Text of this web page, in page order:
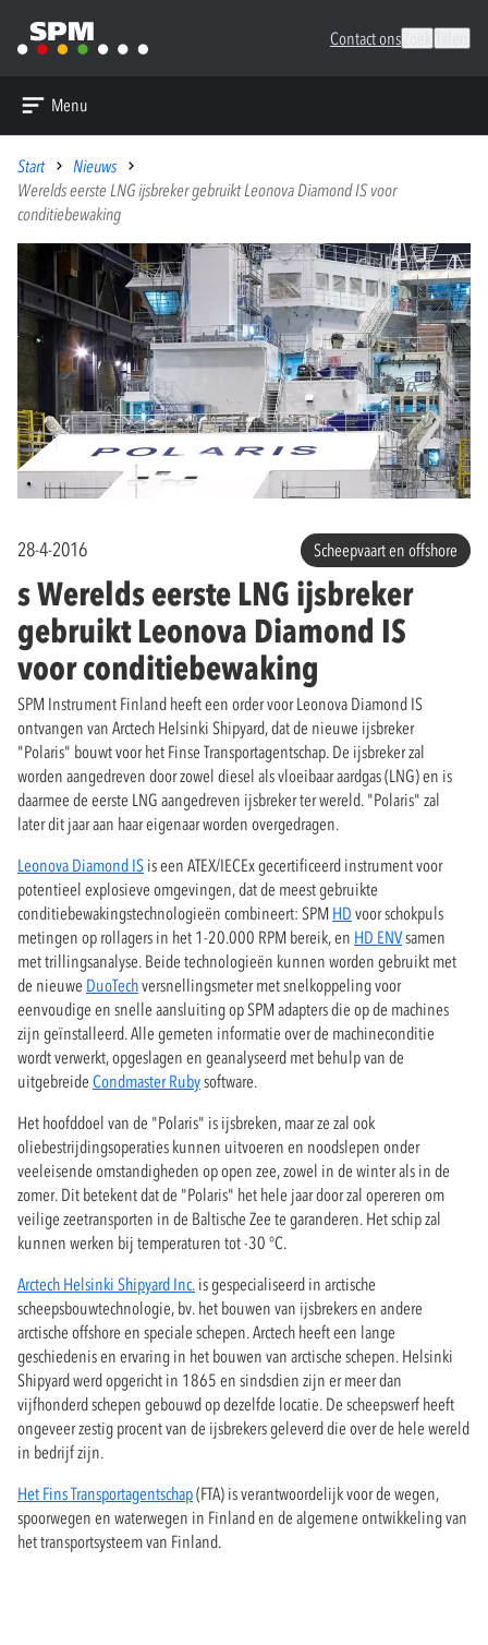
Contact ons
Menu
Start
Nieuws
Werelds eerste LNG ijsbreker gebruikt Leonova Diamond IS voor
conditiebewaking
28-4-2016 Scheepvaart en offshore
s Werelds eerste LNG ijsbreker
gebruikt Leonova Diamond IS
voor conditiebewaking
SPM Instrument Finland heeft een order voor Leonova Diamond IS
ontvangen van Arctech Helsinki Shipyard, dat de nieuwe ijsbreker
"Polaris" bouwt voor het Finse Transportagentschap. De ijsbreker zal
worden aangedreven door zowel diesel als vloeibaar aardgas (LNG) en is
daarmee de eerste LNG aangedreven ijsbreker ter wereld. "Polaris" zal
later dit jaar aan haar eigenaar worden overgedragen.
Leonova Diamond IS is een ATEX/IECEx gecertificeerd instrument voor
potentieel explosieve omgevingen, dat de meest gebruikte
conditiebewakingstechnologieën combineert: SPM HD voor schokpuls
metingen op rollagers in het 1-20.000 RPM bereik, en HD ENVsamen
met trillingsanalyse. Beide technologieën kunnen worden gebruikt met
de nieuwe DuoTechversnellingsmeter met snelkoppeling voor
eenvoudige en snelle aansluiting op SPM adapters die op de machines
zijn geïnstalleerd. Alle gemeten informatie over de machineconditie
wordt verwerkt, opgeslagen en geanalyseerd met behulp van de
uitgebreide Condmaster Rubysoftware.
Het hoofddoel van de "Polaris" is ijsbreken, maar ze zal ook
oliebestrijdingsoperaties kunnen uitvoeren en noodslepen onder
veeleisende omstandigheden op open zee, zowel in de winter als in de
zomer. Dit betekent dat de "Polaris" het hele jaar door zal opereren om
veilige zeetransporten in de Baltische Zee te garanderen. Het schip zal
kunnen werken bij temperaturen tot -30 °C.
Arctech Helsinki Shipyard Inc. is gespecialiseerd in arctische
scheepsbouwtechnologie, bv. het bouwen van ijsbrekers en andere
arctische offshore en speciale schepen. Arctech heeft een lange
geschiedenis en ervaring in het bouwen van arctische schepen. Helsinki
Shipyard werd opgericht in 1865 en sindsdien zijn er meer dan
vijfhonderd schepen gebouwd op dezelfde locatie. De scheepswerf heeft
ongeveer zestig procent van de ijsbrekers geleverd die over de hele wereld
in bedrijf zijn.
Het Fins Transportagentschap(FTA) is verantwoordelijk voor de wegen,
spoorwegen en waterwegen in Finland en de algemene ontwikkeling van
het transportsysteem van Finland.